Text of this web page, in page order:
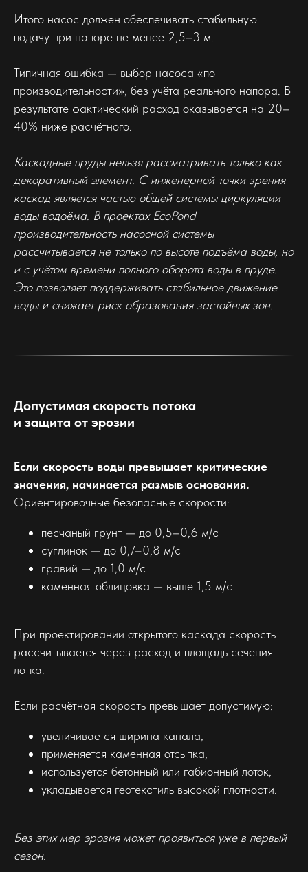
Итого насос должен обеспечивать стабильную
подачу при напоре не менее 2,5–3 м.
Типичная ошибка — выбор насоса «по
производительности», без учёта реального напора. В
результате фактический расход оказывается на 20–
40% ниже расчётного.
Каскадные пруды нельзя рассматривать только как
декоративный элемент. С инженерной точки зрения
каскад является частью общей системы циркуляции
воды водоёма. В проектах EcoPond
производительность насосной системы
рассчитывается не только по высоте подъёма воды, но
и с учётом времени полного оборота воды в пруде.
Это позволяет поддерживать стабильное движение
воды и снижает риск образования застойных зон.
Допустимая скорость потока
и защита от эрозии
Если скорость воды превышает критические
значения, начинается размыв основания.
Ориентировочные безопасные скорости:
песчаный грунт — до 0,5–0,6 м/с
суглинок — до 0,7–0,8 м/с
гравий — до 1,0 м/с
каменная облицовка — выше 1,5 м/с
При проектировании открытого каскада скорость
рассчитывается через расход и площадь сечения
лотка.
Если расчётная скорость превышает допустимую:
увеличивается ширина канала,
применяется каменная отсыпка,
используется бетонный или габионный лоток,
укладывается геотекстиль высокой плотности.
Без этих мер эрозия может проявиться уже в первый
сезон.